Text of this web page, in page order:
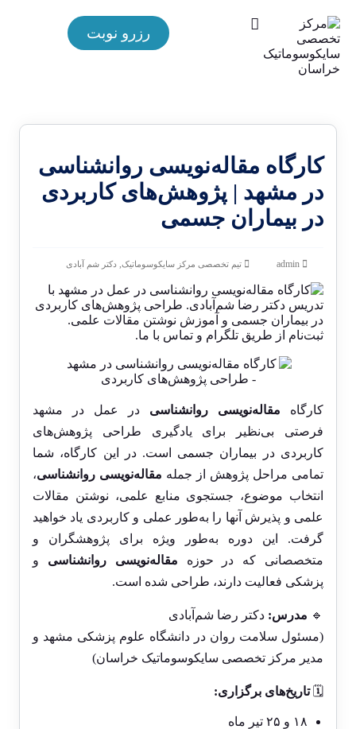
رزرو نوبت
کارگاه مقاله‌نویسی روانشناسی
در مشهد | پژوهش‌های کاربردی
در بیماران جسمی
admin تیم تخصصی مرکز سایکوسوماتیک, دکتر شم آبادی
کارگاه مقاله‌نویسی روانشناسی در عمل در مشهد
فرصتی بی‌نظیر برای یادگیری طراحی پژوهش‌های
کاربردی در بیماران جسمی است. در این کارگاه، شما
تمامی مراحل پژوهش از جمله مقاله‌نویسی روانشناسی،
انتخاب موضوع، جستجوی منابع علمی، نوشتن مقالات
علمی و پذیرش آنها را به‌طور عملی و کاربردی یاد خواهید
گرفت. این دوره به‌طور ویژه برای پژوهشگران و
متخصصانی که در حوزه مقاله‌نویسی روانشناسی و
پزشکی فعالیت دارند، طراحی شده است.
🔹 مدرس: دکتر رضا شم‌آبادی
(مسئول سلامت روان در دانشگاه علوم پزشکی مشهد و
مدیر مرکز تخصصی سایکوسوماتیک خراسان)
🗓تاریخ‌های برگزاری:
۱۸ و ۲۵ تیر ماه